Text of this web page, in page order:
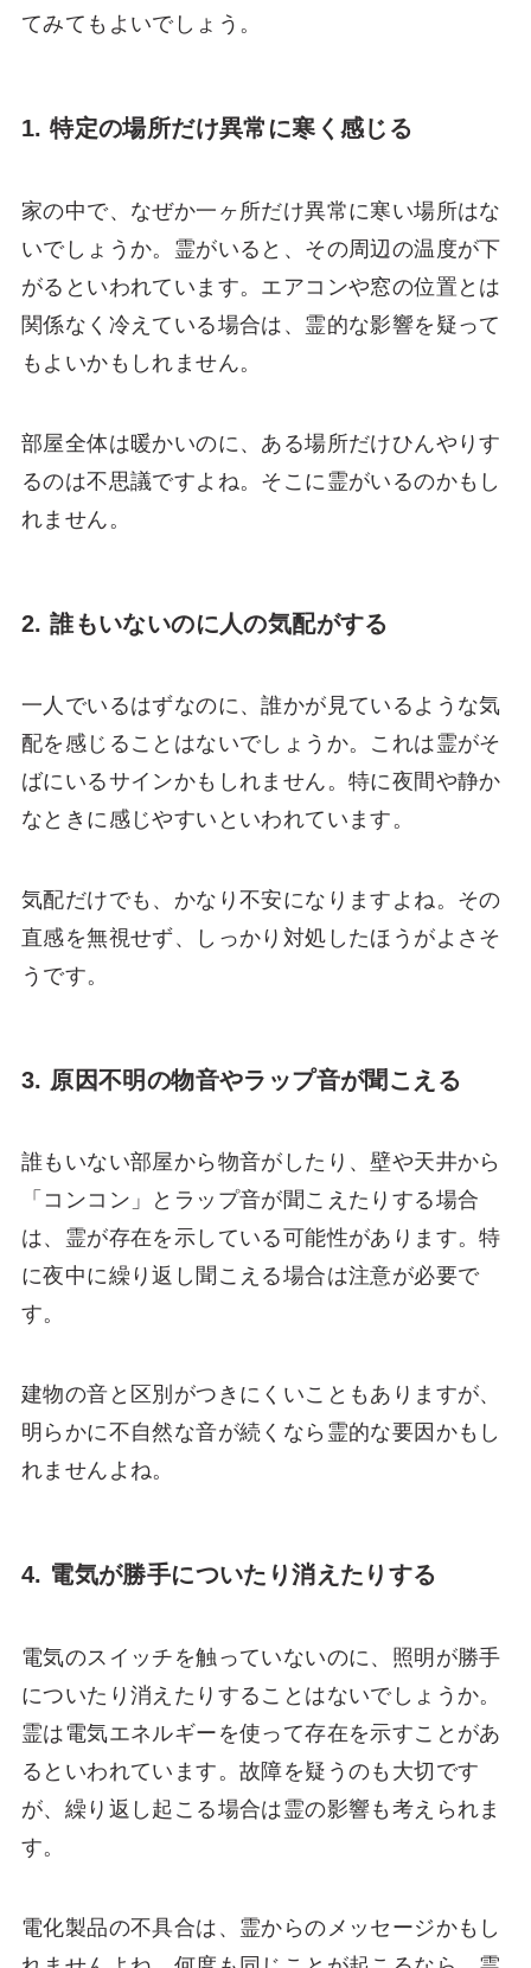
てみてもよいでしょう。
1. 特定の場所だけ異常に寒く感じる
家の中で、なぜか一ヶ所だけ異常に寒い場所はな
いでしょうか。霊がいると、その周辺の温度が下
がるといわれています。エアコンや窓の位置とは
関係なく冷えている場合は、霊的な影響を疑って
もよいかもしれません。
部屋全体は暖かいのに、ある場所だけひんやりす
るのは不思議ですよね。そこに霊がいるのかもし
れません。
2. 誰もいないのに人の気配がする
一人でいるはずなのに、誰かが見ているような気
配を感じることはないでしょうか。これは霊がそ
ばにいるサインかもしれません。特に夜間や静か
なときに感じやすいといわれています。
気配だけでも、かなり不安になりますよね。その
直感を無視せず、しっかり対処したほうがよさそ
うです。
3. 原因不明の物音やラップ音が聞こえる
誰もいない部屋から物音がしたり、壁や天井から
「コンコン」とラップ音が聞こえたりする場合
は、霊が存在を示している可能性があります。特
に夜中に繰り返し聞こえる場合は注意が必要で
す。
建物の音と区別がつきにくいこともありますが、
明らかに不自然な音が続くなら霊的な要因かもし
れませんよね。
4. 電気が勝手についたり消えたりする
電気のスイッチを触っていないのに、照明が勝手
についたり消えたりすることはないでしょうか。
霊は電気エネルギーを使って存在を示すことがあ
るといわれています。故障を疑うのも大切です
が、繰り返し起こる場合は霊の影響も考えられま
す。
電化製品の不具合は、霊からのメッセージかもし